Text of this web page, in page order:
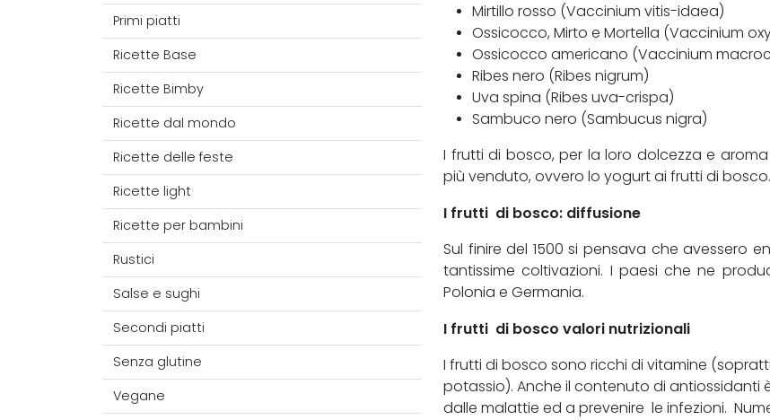
Primi piatti
Ricette Base
Ricette Bimby
Ricette dal mondo
Ricette delle feste
Ricette light
Ricette per bambini
Rustici
Salse e sughi
Secondi piatti
Senza glutine
Vegane
Mirtillo rosso (Vaccinium vitis-idaea)
Ossicocco, Mirto e Mortella (Vaccinium
Ossicocco americano (Vaccinium
Ribes nero (Ribes nigrum)
Uva spina (Ribes uva-crispa)
Sambuco nero (Sambucus nigra)
I frutti di bosco, per la loro dolcezza e
più venduto, ovvero lo yogurt ai frutti di bosco.
I frutti di bosco: diffusione
Sul finire del 1500 si pensava che avessero
tantissime coltivazioni. I paesi che ne
Polonia e Germania.
I frutti di bosco valori nutrizionali
I frutti di bosco sono ricchi di vitamine
potassio). Anche il contenuto di
dalle malattie ed a prevenire le infezioni.